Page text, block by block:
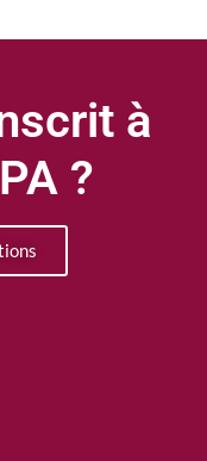
à
?